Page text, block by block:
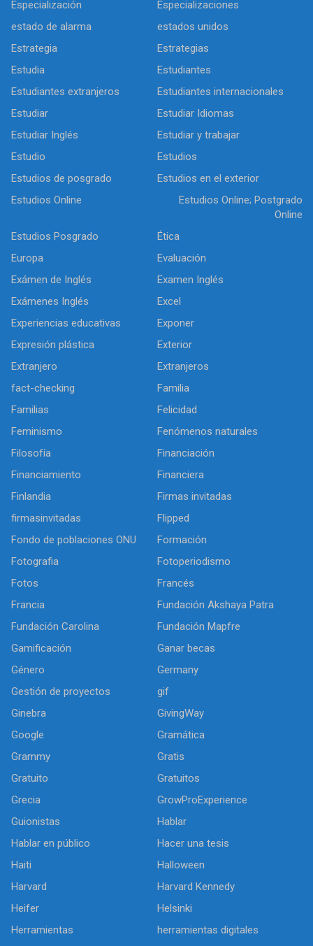
Especialización
Especializaciones
estado de alarma
estados unidos
Estrategia
Estrategias
Estudia
Estudiantes
Estudiantes extranjeros
Estudiantes internacionales
Estudiar
Estudiar Idiomas
Estudiar Inglés
Estudiar y trabajar
Estudio
Estudios
Estudios de posgrado
Estudios en el exterior
Estudios Online
Estudios Online; Postgrado
Online
Estudios Posgrado
Ética
Europa
Evaluación
Exámen de Inglés
Examen Inglés
Exámenes Inglés
Excel
Experiencias educativas
Exponer
Expresión plástica
Exterior
Extranjero
Extranjeros
fact-checking
Familia
Familias
Felicidad
Feminismo
Fenómenos naturales
Filosofía
Financiación
Financiamiento
Financiera
Finlandia
Firmas invitadas
firmasinvitadas
Flipped
Fondo de poblaciones ONU
Formación
Fotografia
Fotoperiodismo
Fotos
Francés
Francia
Fundación Akshaya Patra
Fundación Carolina
Fundación Mapfre
Gamificación
Ganar becas
Género
Germany
Gestión de proyectos
gif
Ginebra
GivingWay
Google
Gramática
Grammy
Gratis
Gratuito
Gratuitos
Grecia
GrowProExperience
Guionistas
Hablar
Hablar en público
Hacer una tesis
Haiti
Halloween
Harvard
Harvard Kennedy
Heifer
Helsinki
Herramientas
herramientas digitales